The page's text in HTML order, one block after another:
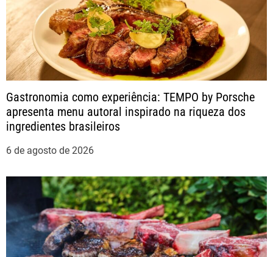
P
o
s
t
Gastronomia como experiência: TEMPO by Porsche
apresenta menu autoral inspirado na riqueza dos
ingredientes brasileiros
6 de agosto de 2026